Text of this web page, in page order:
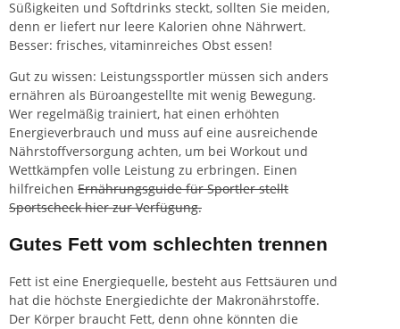
Süßigkeiten und Softdrinks steckt, sollten Sie meiden,
denn er liefert nur leere Kalorien ohne Nährwert.
Besser: frisches, vitaminreiches Obst essen!
Gut zu wissen: Leistungssportler müssen sich anders
ernähren als Büroangestellte mit wenig Bewegung.
Wer regelmäßig trainiert, hat einen erhöhten
Energieverbrauch und muss auf eine ausreichende
Nährstoffversorgung achten, um bei Workout und
Wettkämpfen volle Leistung zu erbringen. Einen
hilfreichen Ernährungsguide für Sportler stellt
Sportscheck hier zur Verfügung.
Gutes Fett vom schlechten trennen
Fett ist eine Energiequelle, besteht aus Fettsäuren und
hat die höchste Energiedichte der Makronährstoffe.
Der Körper braucht Fett, denn ohne könnten die